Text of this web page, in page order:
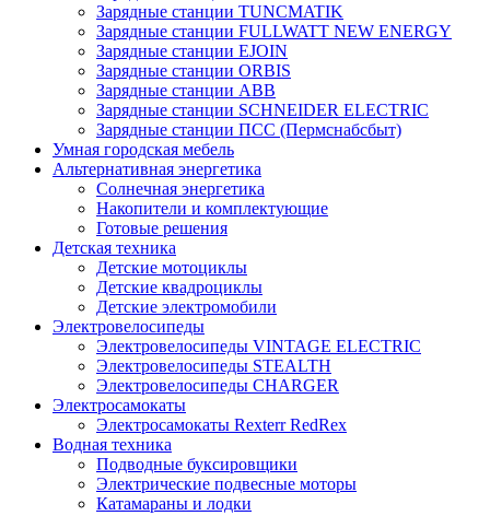
Зарядные станции TUNCMATIK
Зарядные станции FULLWATT NEW ENERGY
Зарядные станции EJOIN
Зарядные станции ORBIS
Зарядные станции ABB
Зарядные станции SCHNEIDER ELECTRIC
Зарядные станции ПСС (Пермснабсбыт)
Умная городская мебель
Альтернативная энергетика
Солнечная энергетика
Накопители и комплектующие
Готовые решения
Детская техника
Детские мотоциклы
Детские квадроциклы
Детские электромобили
Электровелосипеды
Электровелосипеды VINTAGE ELECTRIC
Электровелосипеды STEALTH
Электровелосипеды CHARGER
Электросамокаты
Электросамокаты Rexterr RedRex
Водная техника
Подводные буксировщики
Электрические подвесные моторы
Катамараны и лодки